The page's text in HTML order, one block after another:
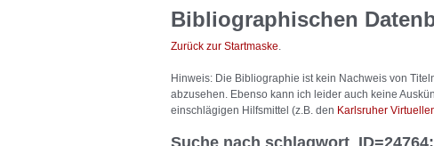
Bibliographischen
Zurück zur Startmaske.
Hinweis: Die Bibliographie ist kein Nachweis von
abzusehen. Ebenso kann ich leider auch keine
einschlägigen Hilfsmittel (z.B. den Karlsruher
Suche nach schlagwort_ID=24764;